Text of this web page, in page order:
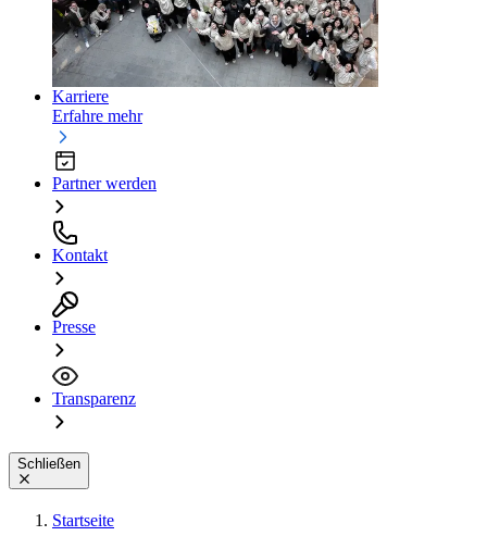
Karriere
Erfahre mehr
Partner werden
Kontakt
Presse
Transparenz
Schließen
Startseite